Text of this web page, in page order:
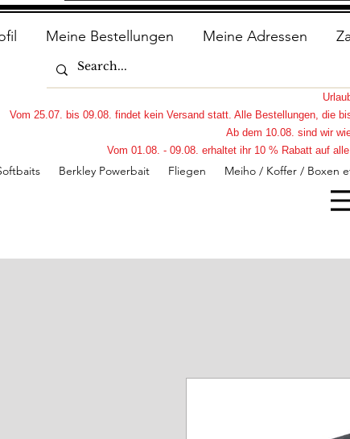
Meine Bestellungen Meine Adressen
Berkley Powerbait Fliegen Meiho / Koffer / Boxen
Vom 25.07. bis 09.08. findet kein Versand statt. Alle Bestellungen, die
Ab dem 10.08. sind wir
Vom 01.08. - 09.08. erhaltet ihr 10 % Rabatt auf